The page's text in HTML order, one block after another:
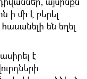
ի մի է բերել
հասանելի են եղել
է